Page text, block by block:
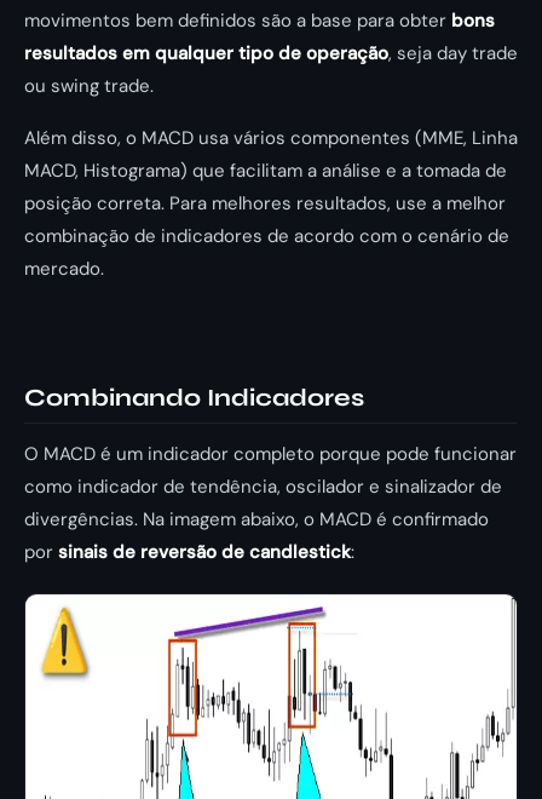
movimentos bem definidos são a base para obter bons
resultados em qualquer tipo de operação, seja day trade
ou swing trade.
Além disso, o MACD usa vários componentes (MME, Linha
MACD, Histograma) que facilitam a análise e a tomada de
posição correta. Para melhores resultados, use a melhor
combinação de indicadores de acordo com o cenário de
mercado.
Combinando Indicadores
O MACD é um indicador completo porque pode funcionar
como indicador de tendência, oscilador e sinalizador de
divergências. Na imagem abaixo, o MACD é confirmado
por sinais de reversão de candlestick: